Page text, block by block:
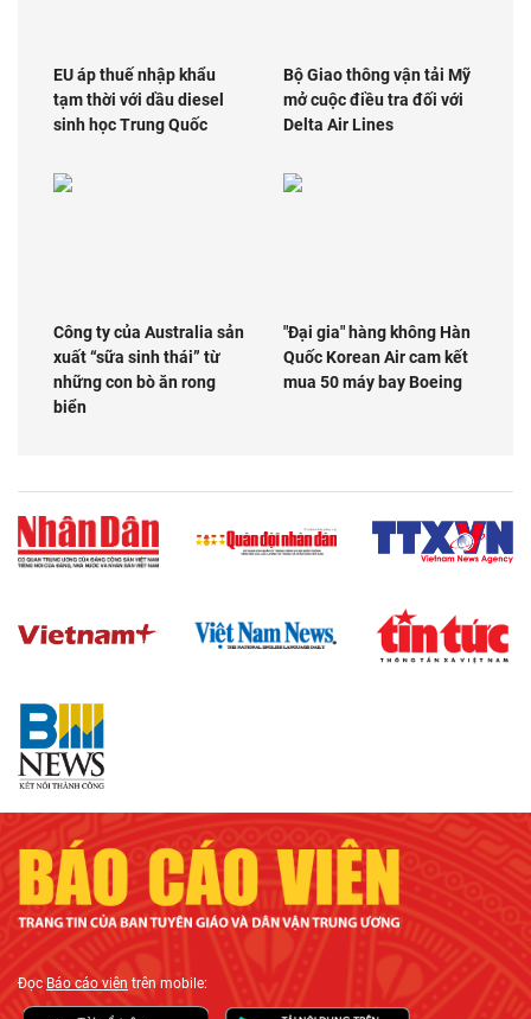
EU áp thuế nhập khẩu
tạm thời với dầu diesel
sinh học Trung Quốc
Bộ Giao thông vận tải Mỹ
mở cuộc điều tra đối với
Delta Air Lines
Công ty của Australia sản
xuất “sữa sinh thái” từ
những con bò ăn rong
biển
"Đại gia" hàng không Hàn
Quốc Korean Air cam kết
mua 50 máy bay Boeing
ĐọcBáo cáo viên trên mobile: